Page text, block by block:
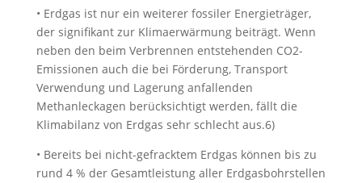
• Erdgas ist nur ein weiterer fossiler Energieträger,
der signifikant zur Klimaerwärmung beiträgt. Wenn
neben den beim Verbrennen entstehenden CO2-
Emissionen auch die bei Förderung, Transport
Verwendung und Lagerung anfallenden
Methanleckagen berücksichtigt werden, fällt die
Klimabilanz von Erdgas sehr schlecht aus.6)
• Bereits bei nicht-gefracktem Erdgas können bis zu
rund 4 % der Gesamtleistung aller Erdgasbohrstellen